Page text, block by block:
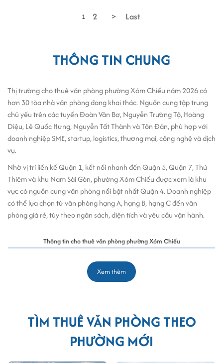
1 2 > Last
THÔNG TIN CHUNG
Thị trường cho thuê văn phòng phường Xóm Chiếu năm 2026 có
hơn 30 tòa nhà văn phòng đang khai thác. Nguồn cung tập trung
chủ yếu trên các tuyến Đoàn Văn Bơ, Nguyễn Trường Tộ, Hoàng
Diệu, Lê Quốc Hưng, Nguyễn Tất Thành và Tôn Đản, phù hợp với
doanh nghiệp SME, startup, logistics, thương mại, công nghệ và dịch
vụ.
Nhờ vị trí liền kề Quận 1, kết nối nhanh đến Quận 5, Quận 7, Thủ
Thiêm và khu Nam Sài Gòn, phường Xóm Chiếu được xem là khu
vực có nguồn cung văn phòng nổi bật nhất Quận 4. Doanh nghiệp
có thể lựa chọn từ văn phòng hạng A, hạng B, hạng C đến văn
phòng giá rẻ, tùy theo ngân sách, diện tích và yêu cầu vận hành.
Thông tin cho thuê văn phòng phường Xóm Chiếu
Phường Xóm Chiếu, TP.HCM
Phân khúc
Hạng A, hạng B, hạng C, văn phòng giá rẻ
5-30 USD/m²/tháng
Xem thêm
TÌM THUÊ VĂN PHÒNG THEO
PHƯỜNG MỚI